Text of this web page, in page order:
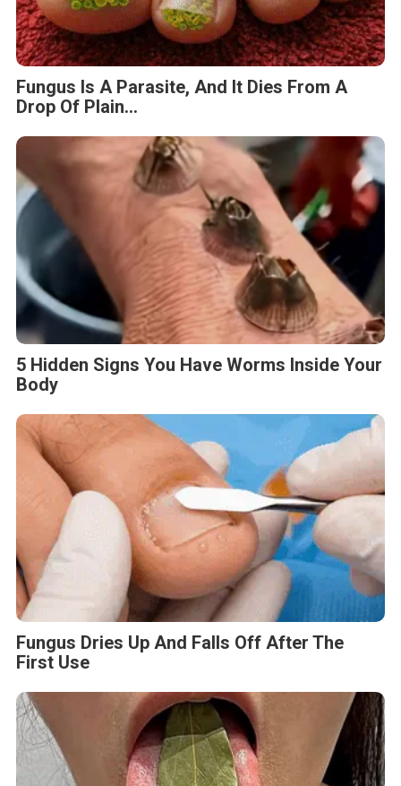
Fungus Is A Parasite, And It Dies From A
Drop Of Plain...
5 Hidden Signs You Have Worms Inside Your
Body
Fungus Dries Up And Falls Off After The
First Use